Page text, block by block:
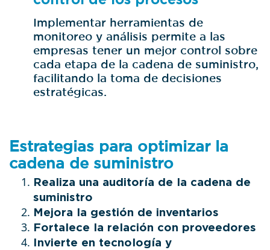
Implementar herramientas de
monitoreo y análisis permite a las
empresas tener un mejor control sobre
cada etapa de la cadena de suministro,
facilitando la toma de decisiones
estratégicas.
Estrategias para optimizar la
cadena de suministro
Realiza una auditoría de la cadena de
suministro
Mejora la gestión de inventarios
Fortalece la relación con proveedores
Invierte en tecnología y